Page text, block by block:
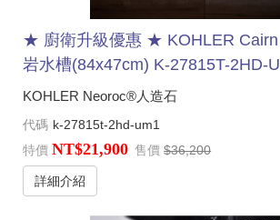
★ 廚衛升級優惠 ★ KOHLER Cairn
岩水槽(84x47cm) K-27815T-2HD-
KOHLER Neoroc®人造石
代碼 k-27815t-2hd-um1
特價 NT$21,900 售價 $36,200
詳細介紹